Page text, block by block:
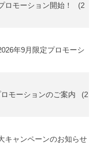
ロモーション開始！
(2
年9月限定プロモーシ
モーションのご案内 (2
キャンペーンのお知らせ